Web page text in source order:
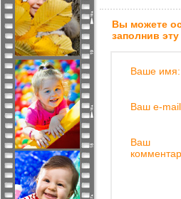
Вы можете
заполнив
Ваше имя:
Ваш e-
Ваш